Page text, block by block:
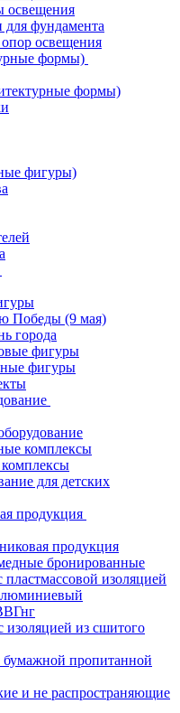
освещения
для фундамента
освещения
формы)
формы)
фигуры)
Победы (9 мая)
города
фигуры
фигуры
комплексы
для детских
продукция
продукция
бронированные
изоляцией
изоляцией из сшитого
бумажной пропитанной
и не распространяющие